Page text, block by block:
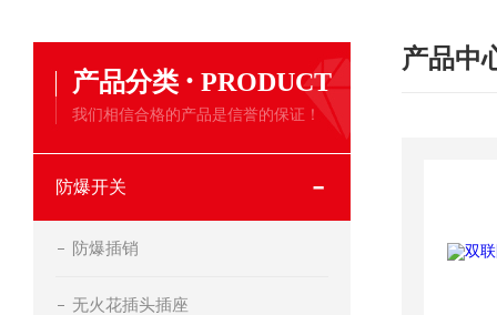
产品分类 · PRODUCT
我们相信合格的产品是信誉的保证！
防爆开关
防爆插销
无火花插头插座
产品中